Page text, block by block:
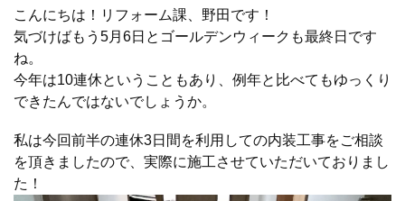
こんにちは！リフォーム課、野田です！
気づけばもう5月6日とゴールデンウィークも最終日です
ね。
今年は10連休ということもあり、例年と比べてもゆっくり
できたんではないでしょうか。
私は今回前半の連休3日間を利用しての内装工事をご相談
を頂きましたので、実際に施工させていただいておりまし
た！